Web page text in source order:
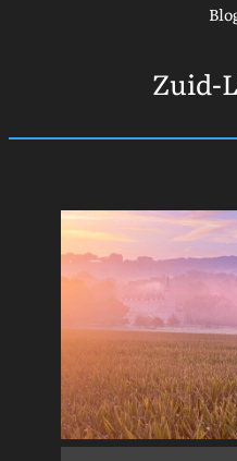
Zuid-